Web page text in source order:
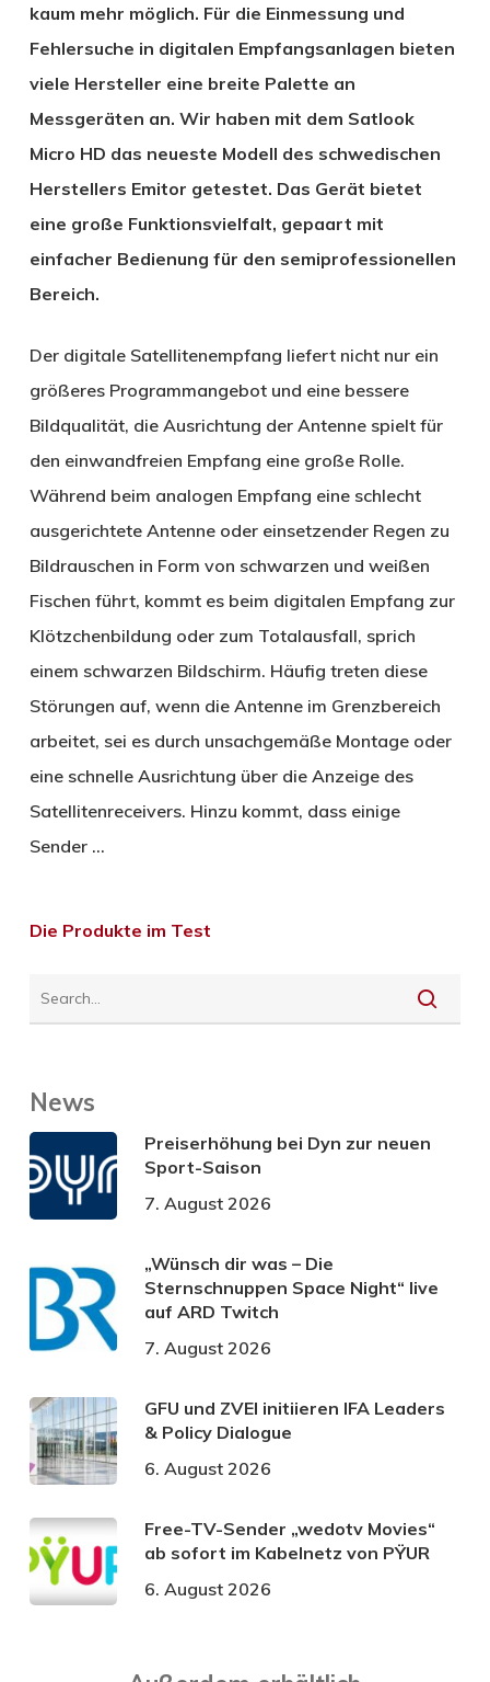
kaum mehr möglich. Für die Einmessung und
Fehlersuche in digitalen Empfangsanlagen bieten
viele Hersteller eine breite Palette an
Messgeräten an. Wir haben mit dem Satlook
Micro HD das neueste Modell des schwedischen
Herstellers Emitor getestet. Das Gerät bietet
eine große Funktionsvielfalt, gepaart mit
einfacher Bedienung für den semiprofessionellen
Bereich.
Der digitale Satellitenempfang liefert nicht nur ein
größeres Programmangebot und eine bessere
Bildqualität, die Ausrichtung der Antenne spielt für
den einwandfreien Empfang eine große Rolle.
Während beim analogen Empfang eine schlecht
ausgerichtete Antenne oder einsetzender Regen zu
Bildrauschen in Form von schwarzen und weißen
Fischen führt, kommt es beim digitalen Empfang zur
Klötzchenbildung oder zum Totalausfall, sprich
einem schwarzen Bildschirm. Häufig treten diese
Störungen auf, wenn die Antenne im Grenzbereich
arbeitet, sei es durch unsachgemäße Montage oder
eine schnelle Ausrichtung über die Anzeige des
Satellitenreceivers. Hinzu kommt, dass einige
Sender …
Die Produkte im Test
News
Preiserhöhung bei Dyn zur neuen
Sport-Saison
7. August 2026
„Wünsch dir was – Die
Sternschnuppen Space Night“ live
auf ARD Twitch
7. August 2026
GFU und ZVEI initiieren IFA Leaders
& Policy Dialogue
6. August 2026
Free-TV-Sender „wedotv Movies“
ab sofort im Kabelnetz von PŸUR
6. August 2026